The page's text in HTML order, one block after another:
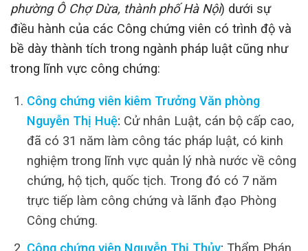
phường Ô Chợ Dừa, thành phố Hà Nội) dưới sự
điều hành của các Công chứng viên có trình độ và
bề dày thành tích trong ngành pháp luật cũng như
trong lĩnh vực công chứng:
Công chứng viên kiêm Trưởng Văn phòng
Nguyễn Thị Huệ: Cử nhân Luật, cán bộ cấp cao,
đã có 31 năm làm công tác pháp luật, có kinh
nghiệm trong lĩnh vực quản lý nhà nước về công
chứng, hộ tịch, quốc tịch. Trong đó có 7 năm
trực tiếp làm công chứng và lãnh đạo Phòng
Công chứng.